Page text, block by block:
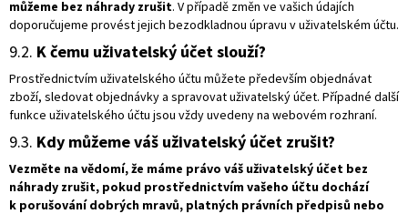
můžeme bez náhrady zrušit. V případě změn ve vašich údajích
doporučujeme provést jejich bezodkladnou úpravu v uživatelském účtu.
9.2. K čemu uživatelský účet slouží?
Prostřednictvím uživatelského účtu můžete především objednávat
zboží, sledovat objednávky a spravovat uživatelský účet. Případné další
funkce uživatelského účtu jsou vždy uvedeny na webovém rozhraní.
9.3. Kdy můžeme váš uživatelský účet zrušit?
Vezměte na vědomí, že máme právo váš uživatelský účet bez
náhrady zrušit, pokud prostřednictvím vašeho účtu dochází
k porušování dobrých mravů, platných právních předpisů nebo